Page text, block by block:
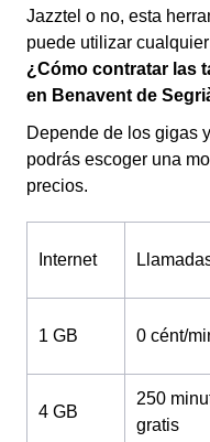
Jazztel o no, esta
puede utilizar
¿Cómo contratar las
en Benavent de
Depende de los gigas
podrás escoger una
precios.
Internet
1 GB 0 cént/
4 GB
250
gratis